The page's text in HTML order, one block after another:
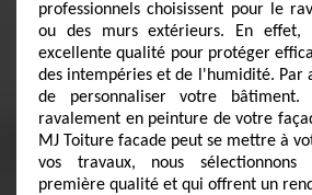
professionnels choisissent pour le
ou des murs extérieurs. En
excellente qualité pour protéger
des intempéries et de l'humidité. Par
de personnaliser votre
ravalement en peinture de votre
MJ Toiture facade peut se mettre à
vos travaux, nous
première qualité et qui offrent un